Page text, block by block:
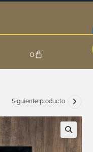
0
Siguiente producto